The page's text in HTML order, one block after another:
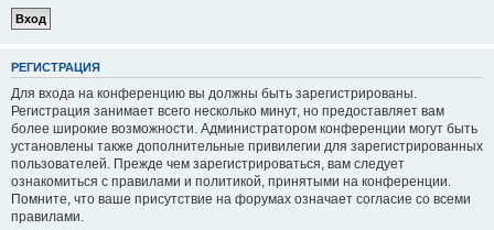
РЕГИСТРАЦИЯ
Для входа на конференцию вы должны быть зарегистрированы.
Регистрация занимает всего несколько минут, но предоставляет вам
более широкие возможности. Администратором конференции могут быть
установлены также дополнительные привилегии для зарегистрированных
пользователей. Прежде чем зарегистрироваться, вам следует
ознакомиться с правилами и политикой, принятыми на конференции.
Помните, что ваше присутствие на форумах означает согласие со всеми
правилами.